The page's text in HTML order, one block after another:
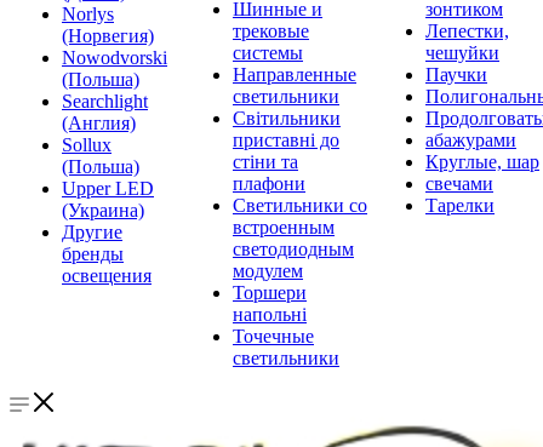
Norlys
(Норвегия)
Nowodvorski
(Польша)
Searchlight
(Англия)
Sollux
(Польша)
Upper LED
(Украина)
Другие
бренды
освещения
Шинные и
трековые
системы
Направленные
светильники
Світильники
приставні до
стіни та
плафони
Светильники со
встроенным
светодиодным
модулем
Торшери
напольні
Точечные
светильники
зонтиком
Лепестки,
чешуйки
Паучки
абажурами
Круглые, шар
свечами
Тарелки